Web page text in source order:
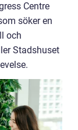
Centre
söker en
och
Stadshuset